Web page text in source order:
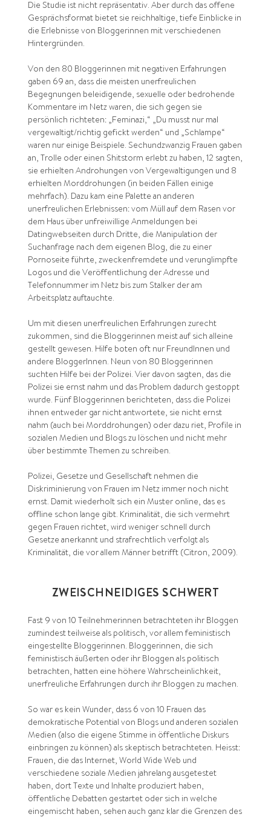
Die Studie ist nicht repräsentativ. Aber durch das offene
Gesprächsformat bietet sie reichhaltige, tiefe Einblicke in
die Erlebnisse von Bloggerinnen mit verschiedenen
Hintergründen.
Von den 80 Bloggerinnen mit negativen Erfahrungen
gaben 69 an, dass die meisten unerfreulichen
Begegnungen beleidigende, sexuelle oder bedrohende
Kommentare im Netz waren, die sich gegen sie
persönlich richteten: „Feminazi,“ „Du musst nur mal
vergewaltigt/richtig gefickt werden“ und „Schlampe“
waren nur einige Beispiele. Sechundzwanzig Frauen gaben
an, Trolle oder einen Shitstorm erlebt zu haben, 12 sagten,
sie erhielten Androhungen von Vergewaltigungen und 8
erhielten Morddrohungen (in beiden Fällen einige
mehrfach). Dazu kam eine Palette an anderen
unerfreulichen Erlebnissen: vom Müll auf dem Rasen vor
dem Haus über unfreiwillige Anmeldungen bei
Datingwebseiten durch Dritte, die Manipulation der
Suchanfrage nach dem eigenen Blog, die zu einer
Pornoseite führte, zweckenfremdete und verunglimpfte
Logos und die Veröffentlichung der Adresse und
Telefonnummer im Netz bis zum Stalker der am
Arbeitsplatz auftauchte.
Um mit diesen unerfreulichen Erfahrungen zurecht
zukommen, sind die Bloggerinnen meist auf sich alleine
gestellt gewesen. Hilfe boten oft nur FreundInnen und
andere BloggerInnen. Neun von 80 Bloggerinnen
suchten Hilfe bei der Polizei. Vier davon sagten, das die
Polizei sie ernst nahm und das Problem dadurch gestoppt
wurde. Fünf Bloggerinnen berichteten, dass die Polizei
ihnen entweder gar nicht antwortete, sie nicht ernst
nahm (auch bei Morddrohungen) oder dazu riet, Profile in
sozialen Medien und Blogs zu löschen und nicht mehr
über bestimmte Themen zu schreiben.
Polizei, Gesetze und Gesellschaft nehmen die
Diskriminierung von Frauen im Netz immer noch nicht
ernst. Damit wiederholt sich ein Muster online, das es
offline schon lange gibt. Kriminalität, die sich vermehrt
gegen Frauen richtet, wird weniger schnell durch
Gesetze anerkannt und strafrechtlich verfolgt als
Kriminalität, die vor allem Männer betrifft (Citron, 2009).
ZWEISCHNEIDIGES SCHWERT
Fast 9 von 10 Teilnehmerinnen betrachteten ihr Bloggen
zumindest teilweise als politisch, vor allem feministisch
eingestellte Bloggerinnen. Bloggerinnen, die sich
feministisch äußerten oder ihr Bloggen als politisch
betrachten, hatten eine höhere Wahrscheinlichkeit,
unerfreuliche Erfahrungen durch ihr Bloggen zu machen.
So war es kein Wunder, dass 6 von 10 Frauen das
demokratische Potential von Blogs und anderen sozialen
Medien (also die eigene Stimme in öffentliche Diskurs
einbringen zu können) als skeptisch betrachteten. Heisst:
Frauen, die das Internet, World Wide Web und
verschiedene soziale Medien jahrelang ausgetestet
haben, dort Texte und Inhalte produziert haben,
öffentliche Debatten gestartet oder sich in welche
eingemischt haben, sehen auch ganz klar die Grenzen des